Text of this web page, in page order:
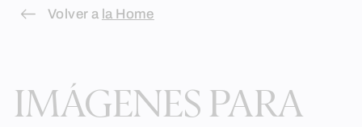
Skip
Volver a la Home
IMÁGENES PARA